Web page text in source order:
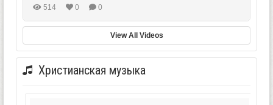
514 0 0
View All Videos
Христианская музыка